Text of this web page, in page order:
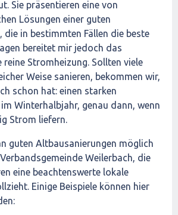
Sie präsentieren eine von
Lösungen einer guten
die in bestimmten Fällen die beste
bereitet mir jedoch das
reine Stromheizung. Sollten viele
Weise sanieren, bekommen wir,
schon hat: einen starken
Winterhalbjahr, genau dann, wenn
Strom liefern.
guten Altbausanierungen möglich
Weilerbach, die
eine beachtenswerte lokale
Einige Beispiele können hier